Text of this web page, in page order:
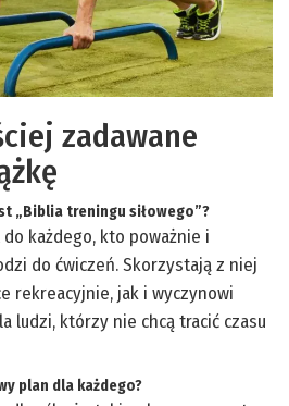
zadawane
„Biblia treningu siłowego”?
każdego, kto poważnie i
do ćwiczeń. Skorzystają z niej
rekreacyjnie, jak i wyczynowi
ludzi, którzy nie chcą tracić czasu
plan dla każdego?